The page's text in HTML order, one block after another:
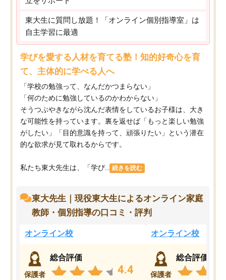
東大生に質問し放題！「オンライン個別指導室」は
自主学習に最適
学びを愛する人材を育てる塾！知的好奇心を育
て、主体的に学べる人へ
「学校の勉強って、なんだかつまらない」
「何のために勉強しているのかわからない」
そうつぶやきながら沈んだ表情をしているお子様は、大き
な可能性を持っています。裏を返せば「もっと楽しい勉強
がしたい」「目的意識を持って、頑張りたい」という潜在
的な欲求が見て取れるからです。
私たち東大先生は、「学び... 続きを読む
東大先生｜現役東大生によるオンライン家庭
教師・個別指導の口コミ・評判
オンライン校
保護者
総合評価
4.4
オンライン校
保護者
総合評価